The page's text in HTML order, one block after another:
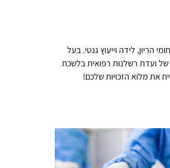
הריון, לידה וייעוץ גנטי. בעל
של ועדת רשלנות רפואית בלשכת
את מלוא הזכויות שלכם!